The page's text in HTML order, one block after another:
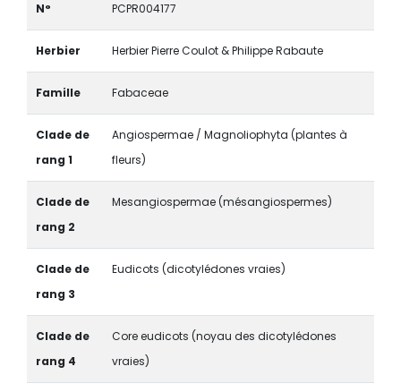
N° PCPR004177
Herbier Herbier Pierre Coulot & Philippe Rabaute
Famille Fabaceae
Clade de
rang 1
Angiospermae / Magnoliophyta (plantes à
fleurs)
Clade de
rang 2
Mesangiospermae (mésangiospermes)
Clade de
rang 3
Eudicots (dicotylédones vraies)
Clade de
rang 4
Core eudicots (noyau des dicotylédones
vraies)